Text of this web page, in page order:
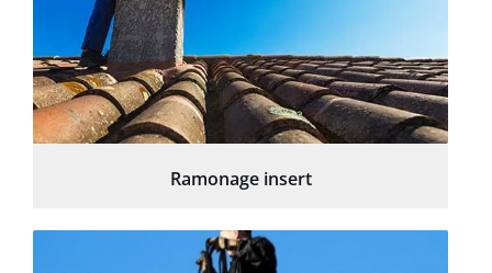
Ramonage insert